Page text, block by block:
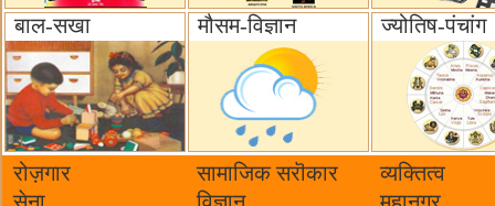
बाल-सखा मौसम-विज्ञान ज्योतिष-पंचांग
रोज़गार सामाजिक सरॊकार‌
व्यक्तित्व